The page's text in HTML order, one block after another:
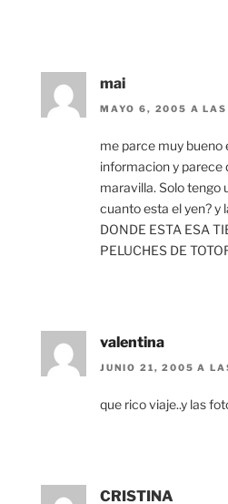
mai
MAYO 6, 2005 A LAS
me parce muy bueno
informacion y parece
maravilla. Solo tengo
cuanto esta el yen? y
DONDE ESTA ESA
PELUCHES DE
valentina
JUNIO 21, 2005 A
que rico viaje..y las
CRISTINA